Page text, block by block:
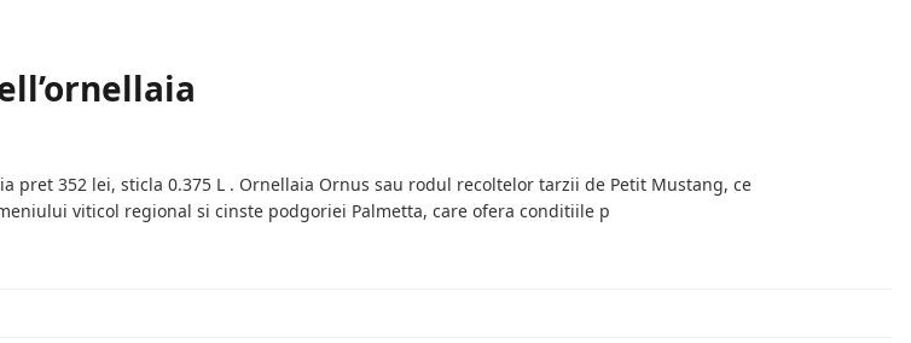
pret 352 lei, sticla 0.375 L . Ornellaia Ornus sau rodul recoltelor tarzii de Petit Mustang, ce
viticol regional si cinste podgoriei Palmetta, care ofera conditiile p